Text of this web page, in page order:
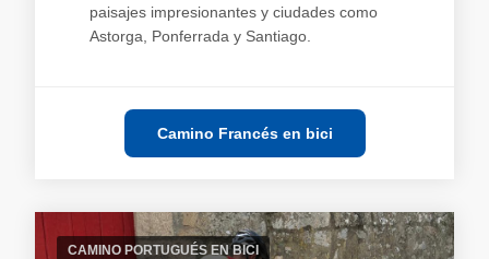
paisajes impresionantes y ciudades como
Astorga, Ponferrada y Santiago.
Camino Francés en bici
CAMINO PORTUGUÉS EN BICI